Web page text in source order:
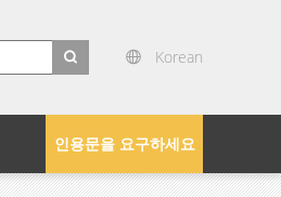
Korean
인용문을 요구하세요